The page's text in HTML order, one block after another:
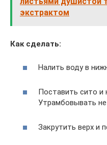
экстрактом
Как сделать:
Налить воду в
Поставить сито и
Утрамбовывать
Закрутить верх и